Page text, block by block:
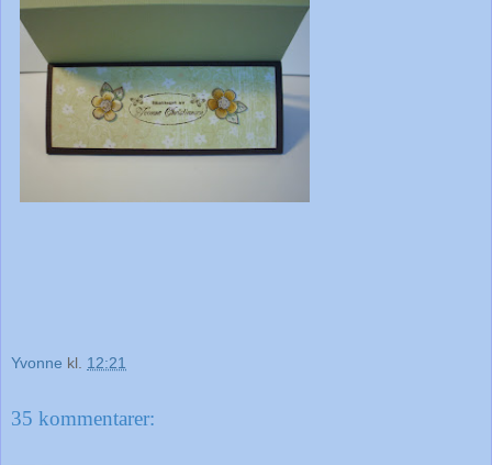
Yvonne kl. 12:21
35 kommentarer: